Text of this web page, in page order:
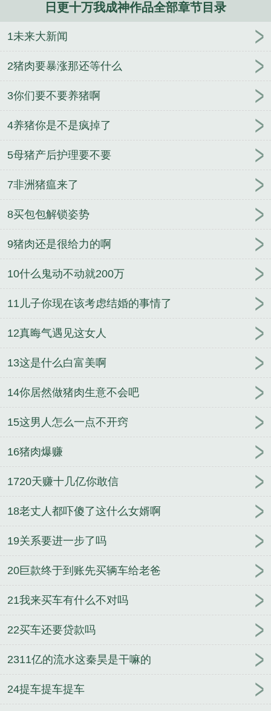
日更十万我成神作品全部章节目录
1未来大新闻
2猪肉要暴涨那还等什么
3你们要不要养猪啊
4养猪你是不是疯掉了
5母猪产后护理要不要
7非洲猪瘟来了
8买包包解锁姿势
9猪肉还是很给力的啊
10什么鬼动不动就200万
11儿子你现在该考虑结婚的事情了
12真晦气遇见这女人
13这是什么白富美啊
14你居然做猪肉生意不会吧
15这男人怎么一点不开窍
16猪肉爆赚
1720天赚十几亿你敢信
18老丈人都吓傻了这什么女婿啊
19关系要进一步了吗
20巨款终于到账先买辆车给老爸
21我来买车有什么不对吗
22买车还要贷款吗
2311亿的流水这秦昊是干嘛的
24提车提车提车